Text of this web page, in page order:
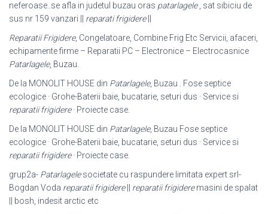
neferoase..se afla in judetul buzau oras patarlagele, sat sibiciu de
sus nr 159 vanzari || reparati frigidere||
Reparatii Frigidere, Congelatoare, Combine Frig Etc Servicii, afaceri,
echipamente firme – Reparatii PC – Electronice – Electrocasnice
Patarlagele, Buzau.
De la MONOLIT HOUSE din Patarlagele, Buzau . Fose septice
ecologice · Grohe-Baterii baie, bucatarie, seturi dus · Service si
reparatii frigidere· Proiecte case.
De la MONOLIT HOUSE din Patarlagele, Buzau Fose septice
ecologice · Grohe-Baterii baie, bucatarie, seturi dus · Service si
reparatii frigidere· Proiecte case.
grup2a- Patarlagelesocietate cu raspundere limitata expert srl-
Bogdan Voda reparatii frigidere|| reparatii frigideremasini de spalat
|| bosh, indesit arctic etc